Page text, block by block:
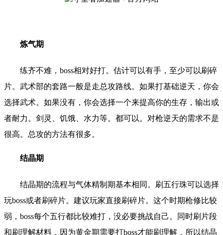
炼气期
练齐不难，boss相对好打。估计可以有手，至少可以刷碎
片。武术部的套路一般是走总攻路线。如果打基础逆天，你会
选择武术。如果没有，你会选择一个来提高你的生存，输出或
者耐力。剑灵、饥饿、水力等。都可以。对枪逆天的需求不是
很高。总攻的方法有很多。
结晶期
结晶期的流程与气体精制期基本相同。刷五行珠可以选择
玩boss或者刷碎片。建议玩家直接刷碎片。这个时期枪修比较
弱，boss每个五行都比较难打，没必要挑战自己。同时刷片段
和刷理解材料，因为黄金期需要打boss才能刷理解，所以结晶